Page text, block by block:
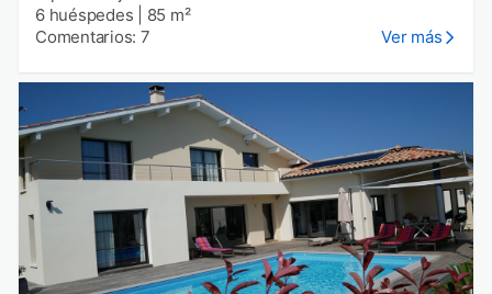
6 huéspedes
85 m²
Comentarios: 7
Ver más